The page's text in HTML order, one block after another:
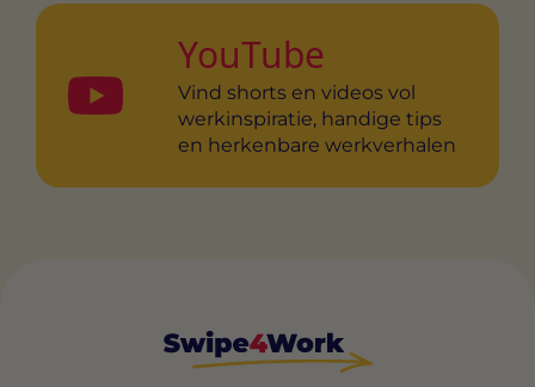
YouTube
Vind shorts en videos vol
werkinspiratie, handige tips
en herkenbare werkverhalen